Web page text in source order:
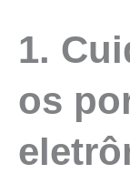
1.
os